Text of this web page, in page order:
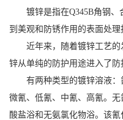
镀锌是指在Q345B角钢、
到美观和防锈作用的表面处理
近年来，随着镀锌工艺的
锌从单纯的防护用途进入了防
有两种类型的镀锌溶液：
微氰、低氰、中氰、高氰。
酸盐浴和无氨氯化物浴。该